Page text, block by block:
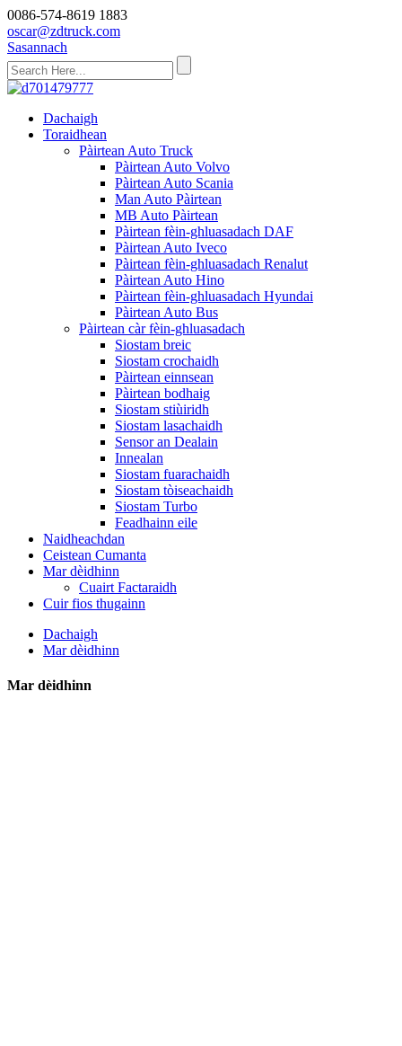
0086-574-8619 1883
oscar@zdtruck.com
Sasannach
Dachaigh
Toraidhean
Pàirtean Auto Truck
Pàirtean Auto Volvo
Pàirtean Auto Scania
Man Auto Pàirtean
MB Auto Pàirtean
Pàirtean fèin-ghluasadach DAF
Pàirtean Auto Iveco
Pàirtean fèin-ghluasadach Renalut
Pàirtean Auto Hino
Pàirtean fèin-ghluasadach Hyundai
Pàirtean Auto Bus
Pàirtean càr fèin-ghluasadach
Siostam breic
Siostam crochaidh
Pàirtean einnsean
Pàirtean bodhaig
Siostam stiùiridh
Siostam lasachaidh
Sensor an Dealain
Innealan
Siostam fuarachaidh
Siostam tòiseachaidh
Siostam Turbo
Feadhainn eile
Naidheachdan
Ceistean Cumanta
Mar dèidhinn
Cuairt Factaraidh
Cuir fios thugainn
Dachaigh
Mar dèidhinn
Mar dèidhinn